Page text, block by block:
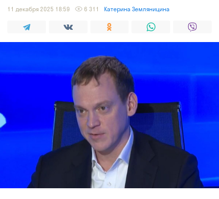
11 декабря 2025 18:59 6 311 Катерина Земляницина